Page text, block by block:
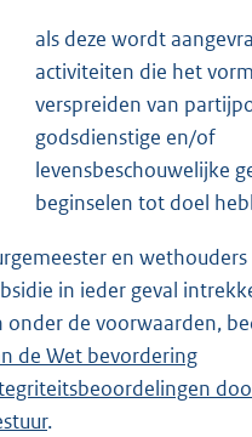
als deze wordt
activiteiten die het
verspreiden van
godsdienstige en/of
levensbeschouwelijke
beginselen tot doel
en
in ieder geval
onder de voorwaarden,
de Wet bevordering
.